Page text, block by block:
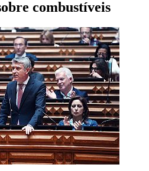
combustíveis